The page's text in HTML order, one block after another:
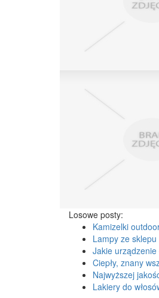
Losowe posty:
Kamizelki
Lampy ze
Jakie
Ciepły, znany
Najwyższej
Lakiery do